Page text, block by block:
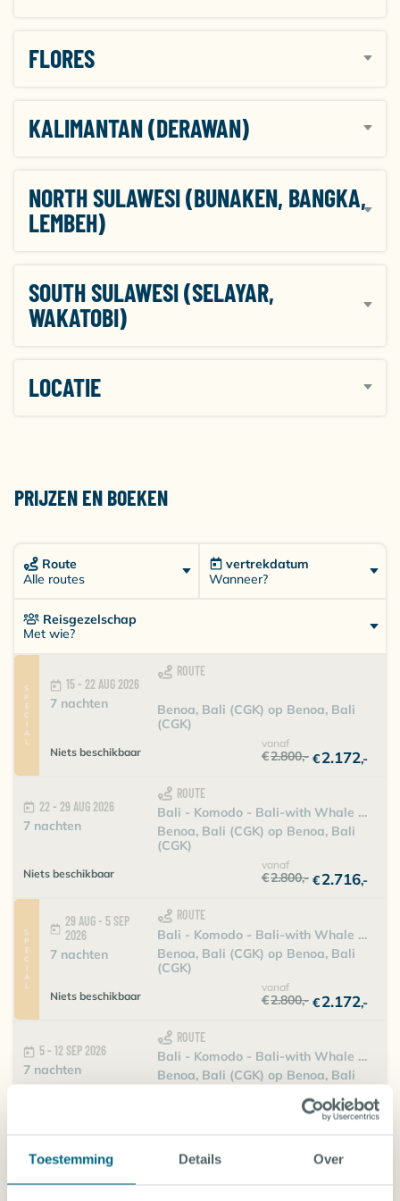
Toestemming Details Over
FLORES
KALIMANTAN (DERAWAN)
NORTH SULAWESI (BUNAKEN, BANGKA,
LEMBEH)
SOUTH SULAWESI (SELAYAR,
WAKATOBI)
LOCATIE
PRIJZEN EN BOEKEN
Route
Alle routes
vertrekdatum
Wanneer?
Reisgezelschap
Met wie?
SPECIAL 15 - 22 AUG 2026
7 nachten
ROUTE
Benoa, Bali (CGK) op Benoa, Bali
(CGK)
vanaf
€2.172,-
€2.800,-
Niets beschikbaar
22 - 29 AUG 2026
7 nachten
ROUTE
Bali - Komodo - Bali-with Whale Sharks of Saleh Bay (8 days)
Benoa, Bali (CGK) op Benoa, Bali
(CGK)
vanaf
€2.716,-
€2.800,-
Niets beschikbaar
SPECIAL
29 AUG - 5 SEP
2026
7 nachten
ROUTE
Bali - Komodo - Bali-with Whale Sharks of Saleh Bay (8 days)
Benoa, Bali (CGK) op Benoa, Bali
(CGK)
vanaf
€2.172,-
€2.800,-
Niets beschikbaar
5 - 12 SEP 2026
7 nachten
ROUTE
Bali - Komodo - Bali-with Whale Sharks of Saleh Bay (8 days)
Benoa, Bali (CGK) op Benoa, Bali
2.716,-
12 - 21 SEP 2026
9 nachten
ROUTE